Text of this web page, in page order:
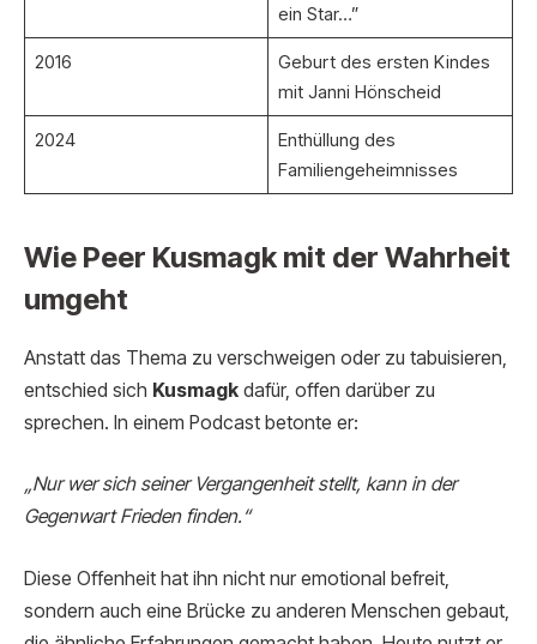
ein Star…”
2016
Geburt des ersten Kindes
mit Janni Hönscheid
2024
Enthüllung des
Familiengeheimnisses
Wie Peer Kusmagk mit der Wahrheit
umgeht
Anstatt das Thema zu verschweigen oder zu tabuisieren,
entschied sich Kusmagk dafür, offen darüber zu
sprechen. In einem Podcast betonte er:
„Nur wer sich seiner Vergangenheit stellt, kann in der
Gegenwart Frieden finden.“
Diese Offenheit hat ihn nicht nur emotional befreit,
sondern auch eine Brücke zu anderen Menschen gebaut,